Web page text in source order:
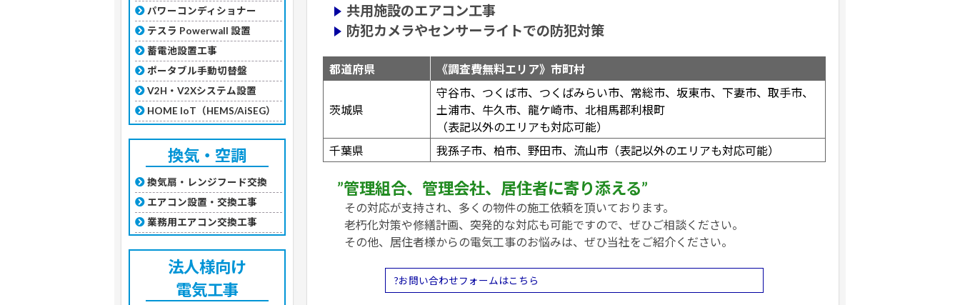
パワーコンディショナー
テスラ Powerwall 設置
蓄電池設置工事
ポータブル手動切替盤
V2H・V2Xシステム設置
HOME IoT（HEMS/AiSEG）
換気・空調
換気扇・レンジフード交換
エアコン設置・交換工事
業務用エアコン交換工事
法人様向け
電気工事
共用施設のエアコン工事
防犯カメラやセンサーライトでの防犯対策
都道府県 《調査費無料エリア》市町村
茨城県
守谷市、つくば市、つくばみらい市、常総市、坂東市、下妻市、取手市、
土浦市、牛久市、龍ケ崎市、北相馬郡利根町
（表記以外のエリアも対応可能）
千葉県
我孫子市、柏市、野田市、流山市（表記以外のエリアも対応可能）
”管理組合、管理会社、居住者に寄り添える”
その対応が支持され、多くの物件の施工依頼を頂いております。
老朽化対策や修繕計画、突発的な対応も可能ですので、ぜひご相談ください。
その他、居住者様からの電気工事のお悩みは、ぜひ当社をご紹介ください。
?お問い合わせフォームはこちら